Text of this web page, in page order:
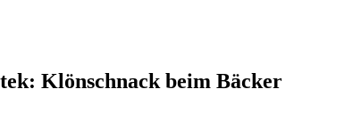
Klönschnack beim Bäcker